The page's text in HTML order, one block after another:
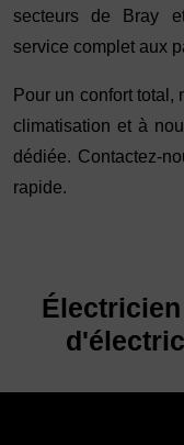
secteurs de Bray
service complet aux
Pour un confort total,
climatisation et à
dédiée. Contactez-
rapide.